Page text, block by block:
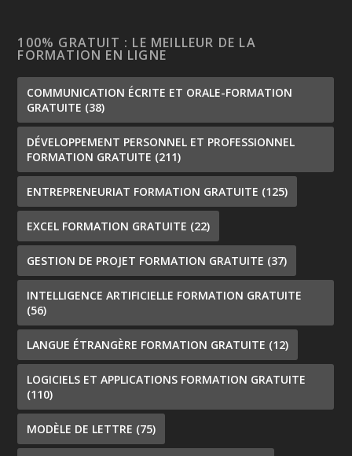
100% GRATUIT : LE MEILLEUR DE LA
FORMATION EN LIGNE
COMMUNICATION ÉCRITE ET ORALE-FORMATION
GRATUITE (38)
DÉVELOPPEMENT PERSONNEL ET PROFESSIONNEL
FORMATION GRATUITE (211)
ENTREPRENEURIAT FORMATION GRATUITE (125)
EXCEL FORMATION GRATUITE (22)
GESTION DE PROJET FORMATION GRATUITE (37)
INTELLIGENCE ARTIFICIELLE FORMATION GRATUITE
(56)
LANGUE ÉTRANGÈRE FORMATION GRATUITE (12)
LOGICIELS ET APPLICATIONS FORMATION GRATUITE
(110)
MODÈLE DE LETTRE (75)